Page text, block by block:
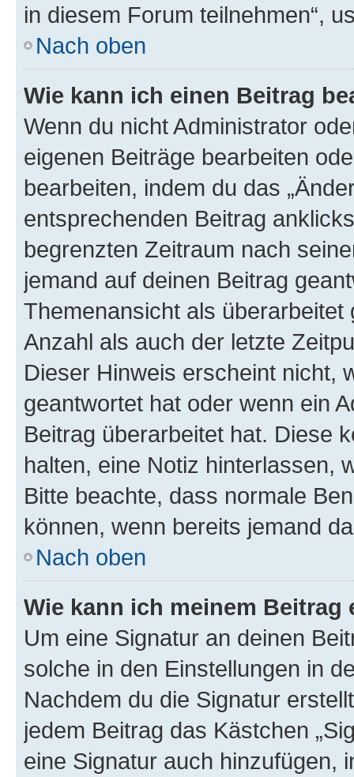
in diesem Forum teilnehmen“,
Nach oben
Wie kann ich einen Beitrag
Wenn du nicht Administrator
eigenen Beiträge bearbeiten
bearbeiten, indem du das
entsprechenden Beitrag
begrenzten Zeitraum nach
jemand auf deinen Beitrag
Themenansicht als
Anzahl als auch der letzte
Dieser Hinweis erscheint nicht,
geantwortet hat oder wenn ein
Beitrag überarbeitet hat. Diese
halten, eine Notiz hinterlassen,
Bitte beachte, dass normale
können, wenn bereits jemand
Nach oben
Wie kann ich meinem
Um eine Signatur an deinen
solche in den Einstellungen in
Nachdem du die Signatur
jedem Beitrag das Kästchen
eine Signatur auch hinzufügen,